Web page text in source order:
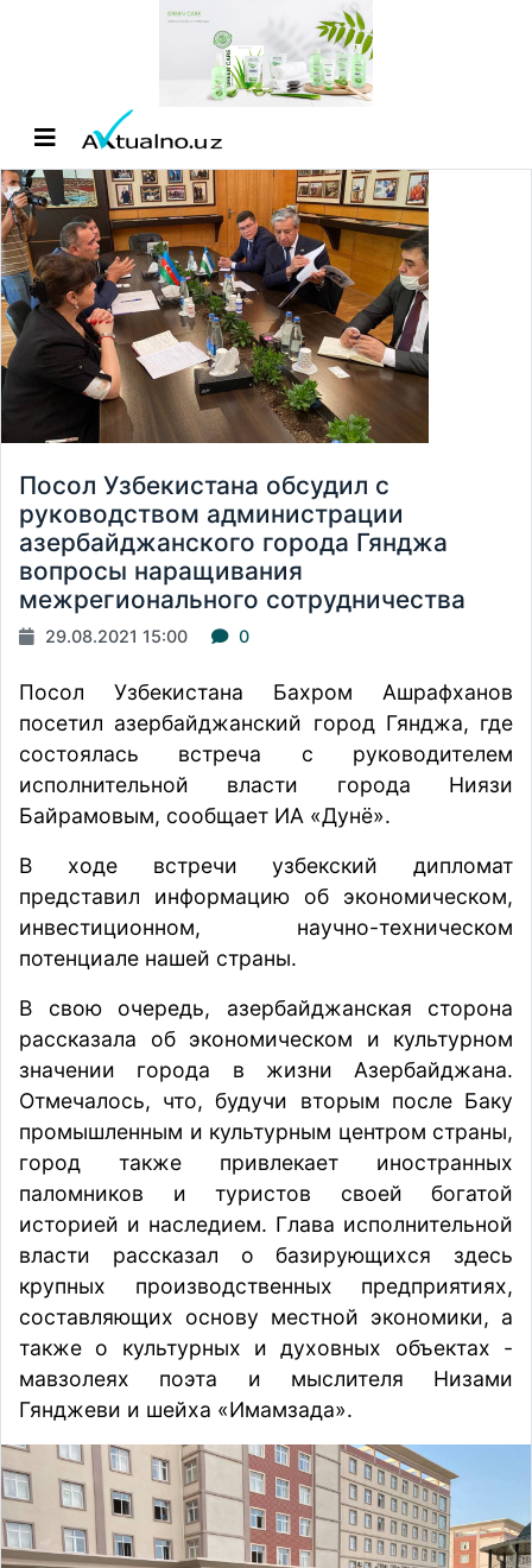
Посол Узбекистана обсудил с
руководством администрации
азербайджанского города Гянджа
вопросы наращивания
межрегионального сотрудничества
29.08.2021 15:00 0
Посол Узбекистана Бахром Ашрафханов
посетил азербайджанский город Гянджа, где
состоялась встреча с руководителем
исполнительной власти города Ниязи
Байрамовым, сообщает ИА «Дунё».
В ходе встречи узбекский дипломат
представил информацию об экономическом,
инвестиционном, научно-техническом
потенциале нашей страны.
В свою очередь, азербайджанская сторона
рассказала об экономическом и культурном
значении города в жизни Азербайджана.
Отмечалось, что, будучи вторым после Баку
промышленным и культурным центром страны,
город также привлекает иностранных
паломников и туристов своей богатой
историей и наследием. Глава исполнительной
власти рассказал о базирующихся здесь
крупных производственных предприятиях,
составляющих основу местной экономики, а
также о культурных и духовных объектах -
мавзолеях поэта и мыслителя Низами
Гянджеви и шейха «Имамзада».